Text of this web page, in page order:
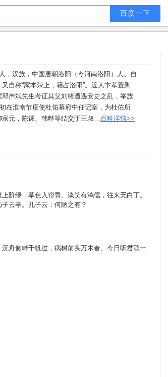
，汉族，中国唐朝洛阳（今河南洛阳）人。自
自称“家本荥上，籍占洛阳”。近人卞孝萱则
声斌先生考证其父刘绪遭遇安史之乱，举族
在淮南节度使杜佑幕府中任记室，为杜佑所
宗元，陈谏、韩晔等结交于王叔…百科详情>>
上阶绿 ， 草色入帘青。 谈笑有鸿儒 ， 往来无白丁。
子云亭。 孔子云 ： 何陋之有 ？
沉舟侧畔千帆过 ， 病树前头万木春。 今 日 听君歌一